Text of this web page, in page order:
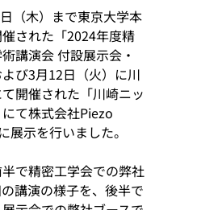
（木）まで東京大学本
された「2024年度精
講演会 付設展示会・
び3月12日（火）に川
開催された「川崎ニッ
て株式会社Piezo
展示を行いました。
で精密工学会での弊社
講演の様子を、後半で